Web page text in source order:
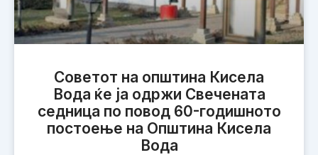
Советот на општина Кисела
Вода ќе ја одржи Свечената
седница по повод 60-годишното
постоење на Општина Кисела
Вода